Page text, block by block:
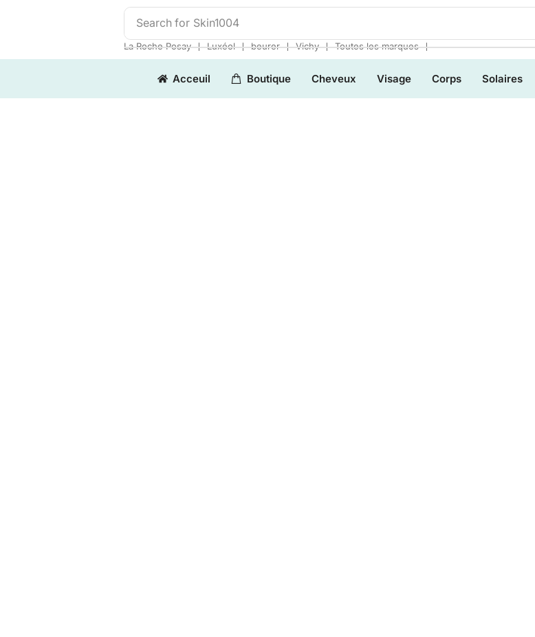
Search for Skin1004
La Roche Posay ❘ Luxéol ❘ beurer ❘ Vichy ❘ Toutes les marques ❘
Acceuil Boutique Cheveux Visage Corps Solaires